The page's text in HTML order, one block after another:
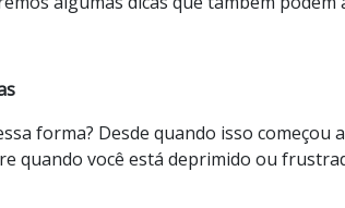
forma? Desde quando isso começou
quando você está deprimido ou